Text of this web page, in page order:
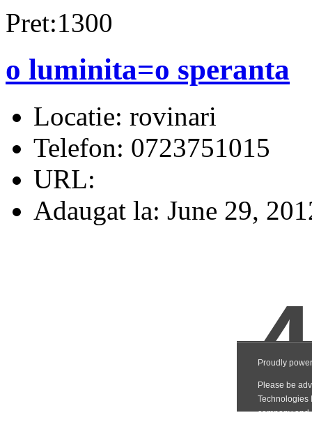
Pret:1300
o luminita=o speranta
Locatie: rovinari
Telefon: 0723751015
URL:
Adaugat la: June 29,